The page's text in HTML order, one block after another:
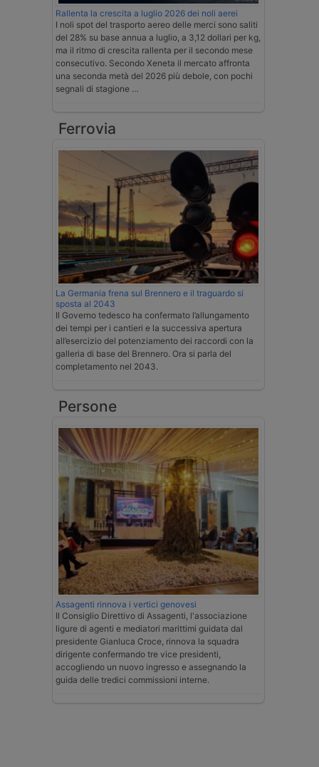
Rallenta la crescita a luglio 2026 dei noli aerei
I noli spot del trasporto aereo delle merci sono saliti
del 28% su base annua a luglio, a 3,12 dollari per kg,
ma il ritmo di crescita rallenta per il secondo mese
consecutivo. Secondo Xeneta il mercato affronta
una seconda metà del 2026 più debole, con pochi
segnali di stagione …
Ferrovia
La Germania frena sul Brennero e il traguardo si
sposta al 2043
Il Governo tedesco ha confermato l’allungamento
dei tempi per i cantieri e la successiva apertura
all’esercizio del potenziamento dei raccordi con la
galleria di base del Brennero. Ora si parla del
completamento nel 2043.
Persone
Assagenti rinnova i vertici genovesi
Il Consiglio Direttivo di Assagenti, l'associazione
ligure di agenti e mediatori marittimi guidata dal
presidente Gianluca Croce, rinnova la squadra
dirigente confermando tre vice presidenti,
accogliendo un nuovo ingresso e assegnando la
guida delle tredici commissioni interne.